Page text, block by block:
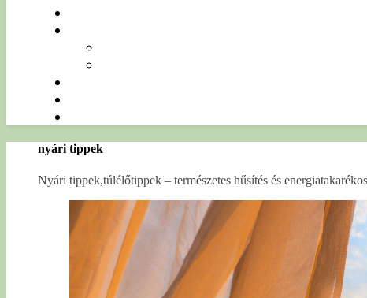
nyári tippek
Nyári tippek,túlélőtippek – természetes hűsítés és